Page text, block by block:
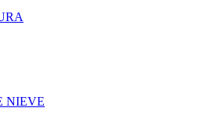
NIEVE